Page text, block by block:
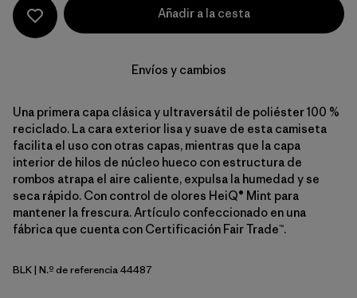
Añadir a la cesta
Envíos y cambios
Una primera capa clásica y ultraversátil de poliéster 100 %
reciclado. La cara exterior lisa y suave de esta camiseta
facilita el uso con otras capas, mientras que la capa
interior de hilos de núcleo hueco con estructura de
rombos atrapa el aire caliente, expulsa la humedad y se
seca rápido. Con control de olores HeiQ® Mint para
mantener la frescura. Artículo confeccionado en una
fábrica que cuenta con Certificación Fair Trade™.
Black
BLK| N.º de referencia 44487